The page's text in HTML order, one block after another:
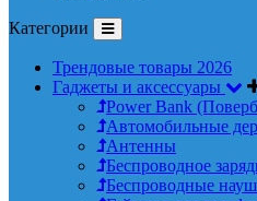
Категории
Трендовые товары 2026
Гаджеты и аксессуары
Power Bank
Автомобильные
Антенны
Беспроводное
Беспроводные